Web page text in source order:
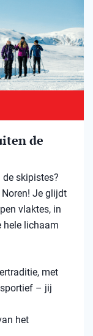
de
skipistes?
Je glijdt
vlaktes, in
hele lichaam
met
– jij
het